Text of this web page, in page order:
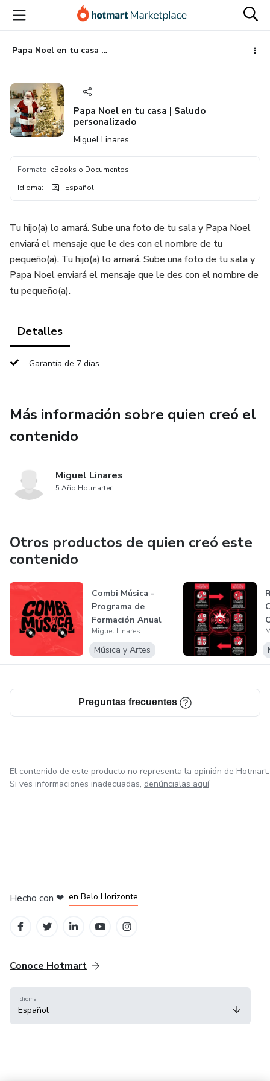
principal
página
de
página
Papa Noel en tu casa | Saludo personalizado
Papa Noel en tu casa | Saludo
personalizado
Miguel Linares
Formato: eBooks o Documentos
Idioma: Español
Tu hijo(a) lo amará. Sube una foto de tu sala y Papa Noel
enviará el mensaje que le des con el nombre de tu
pequeño(a). Tu hijo(a) lo amará. Sube una foto de tu sala y
Papa Noel enviará el mensaje que le des con el nombre de
tu pequeño(a).
Detalles
Garantía de 7 días
Más información sobre quien creó el
contenido
Miguel Linares
5 Año Hotmarter
Otros productos de quien creó este
contenido
Combi Música -
Programa de
Formación Anual
Miguel Linares
Música y Artes
Preguntas frecuentes
El contenido de este producto no representa la opinión de Hotmart.
Si ves informaciones inadecuadas, denúncialas aquí
Hecho con ❤ en Belo Horizonte
Conoce Hotmart
Idioma
Español